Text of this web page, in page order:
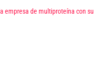
empresa de multiproteína con su